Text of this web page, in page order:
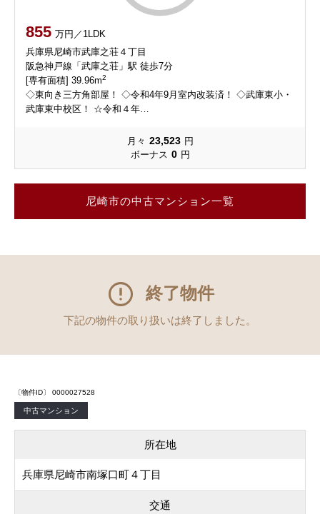
855 万円／1LDK
兵庫県尼崎市武庫之荘４丁目
阪急神戸線「武庫之荘」駅 徒歩7分
[専有面積] 39.96m2
◇東向き三方角部屋！ ◇令和4年9月室内改装済！ ◇武庫東小・
武庫東中校区！ ☆令和４年…
月々 23,523 円
ボーナス 0 円
尼崎市の中古マンション一覧
終了物件
下記の物件の取り扱いは終了しました。
〔物件ID〕 0000027528
中古マンション
所在地
兵庫県尼崎市南塚口町４丁目
交通